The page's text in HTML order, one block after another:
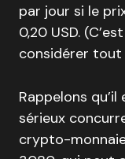
par jour si le
0,20 USD.
considérer tout
Rappelons
sérieux
crypto-